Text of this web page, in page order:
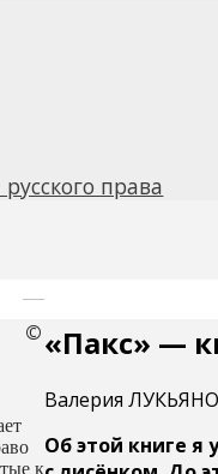
права
«Пакс» —
Валерия
Об этой книге я
©
к